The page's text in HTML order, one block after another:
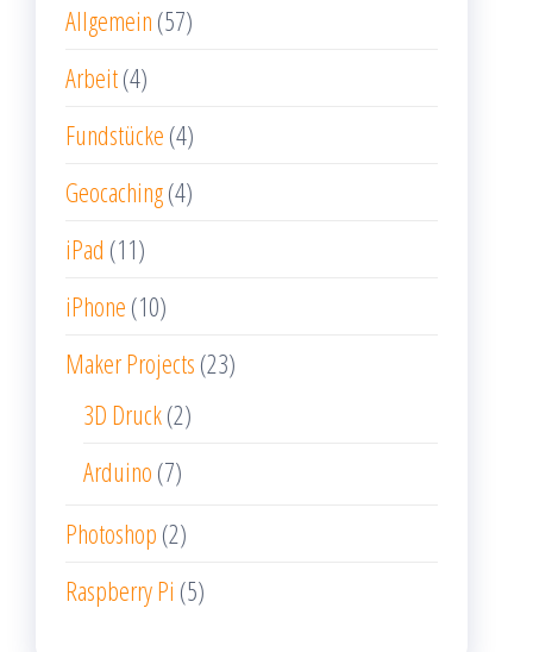
Allgemein (57)
Arbeit(4)
Fundstücke (4)
Geocaching(4)
iPad (11)
iPhone (10)
Maker Projects (23)
3D Druck(2)
Arduino (7)
Photoshop (2)
Raspberry Pi (5)